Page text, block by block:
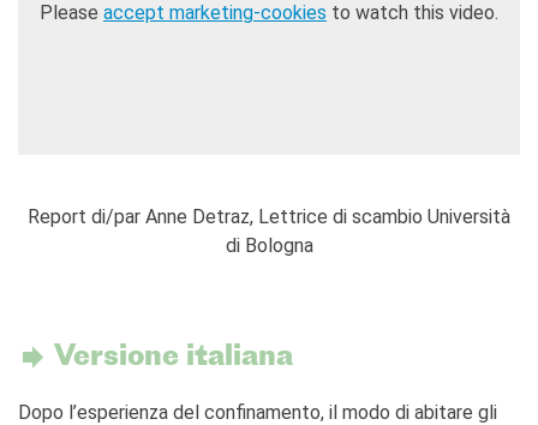
Please accept marketing-cookies to watch this video.
Report di/par Anne Detraz, Lettrice di scambio Università
di Bologna
Versione italiana
Dopo l’esperienza del confinamento, il modo di abitare gli